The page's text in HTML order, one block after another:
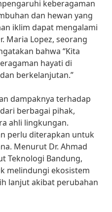
keberagaman
dan hewan yang
iklim dapat mengalami
Maria Lopez, seorang
bahwa “Kita
hayati di
berkelanjutan.”
dampaknya terhadap
berbagai pihak,
ahli lingkungan.
perlu diterapkan untuk
Menurut Dr. Ahmad
Teknologi Bandung,
melindungi ekosistem
lanjut akibat perubahan